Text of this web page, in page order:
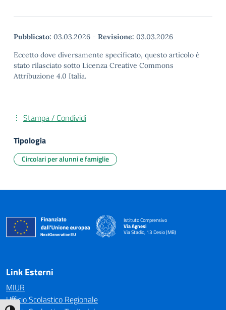
Pubblicato: 03.03.2026 - Revisione: 03.03.2026
Eccetto dove diversamente specificato, questo articolo è
stato rilasciato sotto Licenza Creative Commons
Attribuzione 4.0 Italia.
Stampa / Condividi
Tipologia
Circolari per alunni e famiglie
Istituto Comprensivo
Via Agnesi
Via Stadio, 13 Desio (MB)
— Visita la pagina iniziale della scuola
Link Esterni
MIUR
Ufficio Scolastico Regionale